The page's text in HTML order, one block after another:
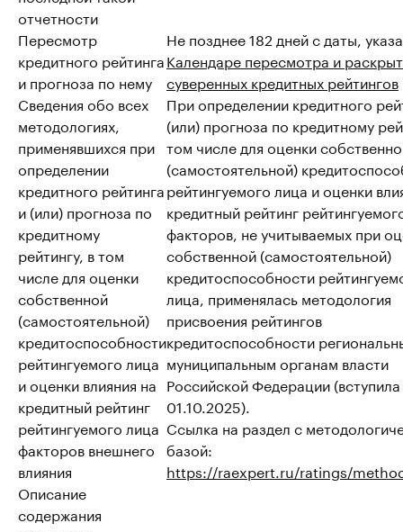
отчетности
Пересмотр
кредитного рейтинга
и прогноза по нему
Не позднее 182 дней с даты,
Календаре пересмотра и
суверенных кредитных рейтингов
Сведения обо всех
методологиях,
применявшихся при
определении
кредитного рейтинга
и (или) прогноза по
кредитному
рейтингу, в том
числе для оценки
собственной
(самостоятельной)
кредитоспособности
рейтингуемого лица
и оценки влияния на
кредитный рейтинг
рейтингуемого лица
факторов внешнего
влияния
При определении кредитного
(или) прогноза по кредитному
том числе для оценки
(самостоятельной)
рейтингуемого лица и оценки
кредитный рейтинг
факторов, не учитываемых при
собственной (самостоятельной)
кредитоспособности
лица, применялась методология
присвоения рейтингов
кредитоспособности
муниципальным органам власти
Российской Федерации (вступила
01.10.2025).
Ссылка на раздел с
базой:
https://raexpert.ru/ratings/
Описание
содержания